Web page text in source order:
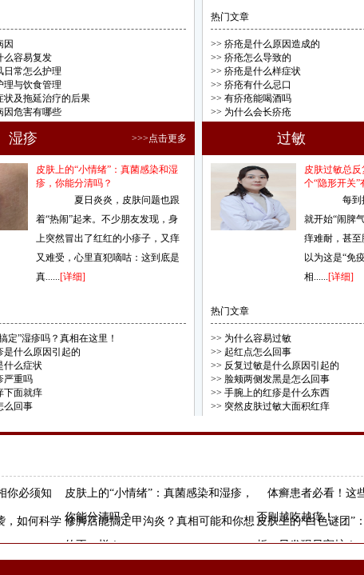
因
么容易复发
日常怎么护理
理与饮食管理
状及拖延治疗的后果
因危害有哪些
热门文章
>> 疥疮是什么原因造成的
>> 疥疮怎么导致的
>> 疥疮是什么样症状
>> 疥疮有什么忌口
>> 有疥疮能喝酒吗
>> 为什么会长疥疮
湿疹 >>>点击更多
皮肤上的“小情绪”：真菌感染和湿
疹，你能分清吗？
夏日炎炎，皮肤问题也跟
着“热闹”起来。不少朋友发现，身
上突然冒出了红红的小疹子，又痒
又难受，心里直犯嘀咕：这到底是
真......[详细]
定”湿疹吗？真相在这里！
是什么原因引起的
什么症状
严重吗
下面就痒
么回事
过敏
皮肤过敏总
个“隐形开关”
每到换
就开始“闹脾
痒难耐，甚
以为这是“免
相......[详细]
热门文章
>> 为什么容易过敏
>> 起红点怎么回事
>> 反复过敏是什么原因引起的
>> 脸颊两侧发黑是怎么回事
>> 手腕上的红疹是什么东西
>> 突然皮肤过敏大面积红痒
你必须知
皮肤上的“小情绪”：真菌感染和湿疹，
你能分清吗？
体癣患者必看！这
否则越吃越痒！
，如何科学 修脚店能搞定甲沟炎？真相可能和你想
的不一样！
皮肤上的“白色谜团”
析，早发现早守护！
惠城广肤门诊部